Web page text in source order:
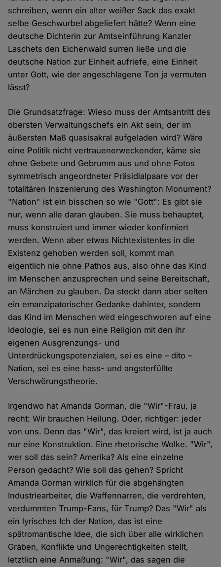
schreiben, wenn ein alter weißer Sack das exakt
selbe Geschwurbel abgeliefert hätte? Wenn eine
deutsche Dichterin zur Amtseinführung Kanzler
Laschets den Eichenwald surren ließe und die
deutsche Nation zur Einheit aufriefe, eine Einheit
unter Gott, wie der angeschlagene Ton ja vermuten
lässt?
Die Grundsatzfrage: Wieso muss der Amtsantritt des
obersten Verwaltungschefs ein Akt sein, der im
äußersten Maß quasisakral aufgeladen wird? Wäre
eine Politik nicht vertrauenerweckender, käme sie
ohne Gebete und Gebrumm aus und ohne Fotos
symmetrisch angeordneter Präsidialpaare vor der
totalitären Inszenierung des Washington Monument?
"Nation" ist ein bisschen so wie "Gott": Es gibt sie
nur, wenn alle daran glauben. Sie muss behauptet,
muss konstruiert und immer wieder konfirmiert
werden. Wenn aber etwas Nichtexistentes in die
Existenz gehoben werden soll, kommt man
eigentlich nie ohne Pathos aus, also ohne das Kind
im Menschen anzusprechen und seine Bereitschaft,
an Märchen zu glauben. Da steckt dann aber selten
ein emanzipatorischer Gedanke dahinter, sondern
das Kind im Menschen wird eingeschworen auf eine
Ideologie, sei es nun eine Religion mit den ihr
eigenen Ausgrenzungs- und
Unterdrückungspotenzialen, sei es eine – dito –
Nation, sei es eine hass- und angsterfüllte
Verschwörungstheorie.
Irgendwo hat Amanda Gorman, die "Wir"-Frau, ja
recht: Wir brauchen Heilung. Oder, richtiger: jeder
von uns. Denn das "Wir", das kreiert wird, ist ja auch
nur eine Konstruktion. Eine rhetorische Wolke. "Wir",
wer soll das sein? Amerika? Als eine einzelne
Person gedacht? Wie soll das gehen? Spricht
Amanda Gorman wirklich für die abgehängten
Industriearbeiter, die Waffennarren, die verdrehten,
verdummten Trump-Fans, für Trump? Das "Wir" als
ein lyrisches Ich der Nation, das ist eine
spätromantische Idee, die sich über alle wirklichen
Gräben, Konflikte und Ungerechtigkeiten stellt,
letztlich eine Anmaßung: "Wir", das sagen die